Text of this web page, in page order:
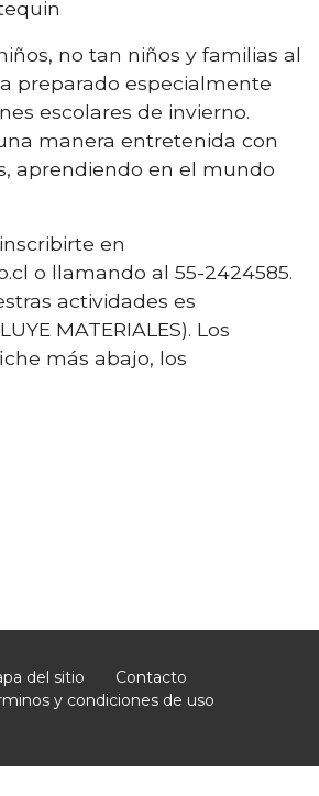
no tan niños y familias al
preparado especialmente
escolares de invierno.
manera entretenida con
aprendiendo en el mundo
en
o llamando al 55-2424585.
actividades es
MATERIALES). Los
más abajo, los
del sitio
Contacto
y condiciones de uso